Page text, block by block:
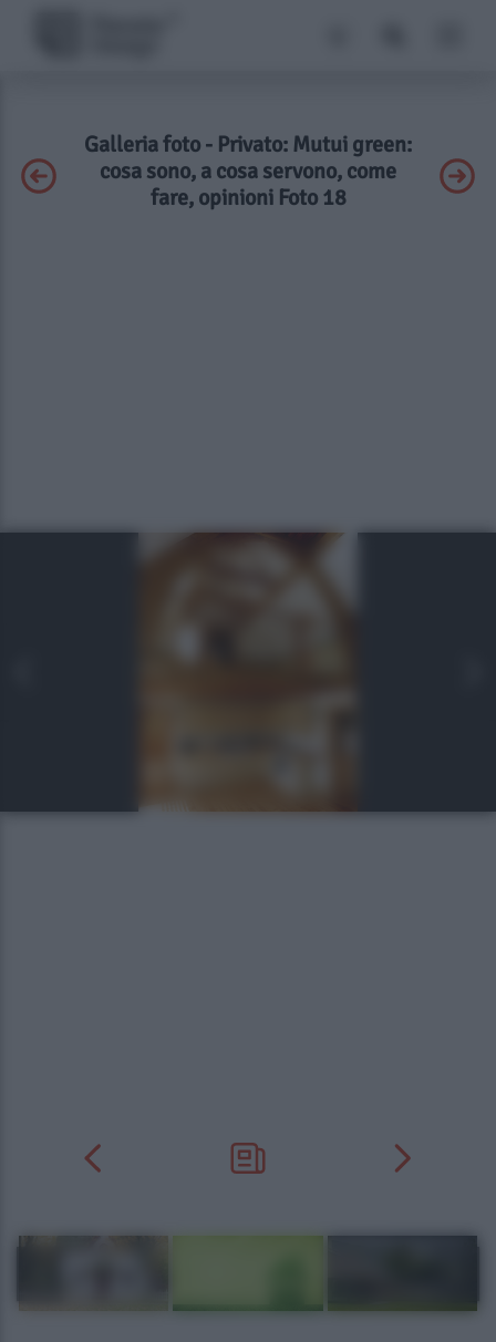
Galleria foto - Privato: Mutui green:
cosa sono, a cosa servono, come
fare, opinioni Foto 18